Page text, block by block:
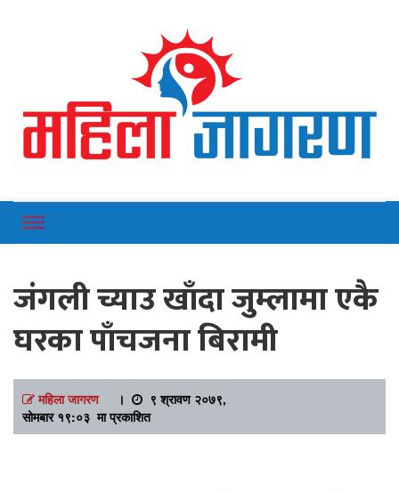
Mahilajagaran
जंगली च्याउ खाँदा जुम्लामा एकै
घरका पाँचजना बिरामी
महिला जागरण।
९ श्रावण २०७९,
सोमबार १९:०३ मा प्रकाशित